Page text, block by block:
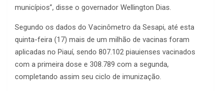
municípios”, disse o governador Wellington Dias.
Segundo os dados do Vacinômetro da Sesapi, até esta
quinta-feira (17) mais de um milhão de vacinas foram
aplicadas no Piauí, sendo 807.102 piauienses vacinados
com a primeira dose e 308.789 com a segunda,
completando assim seu ciclo de imunização.